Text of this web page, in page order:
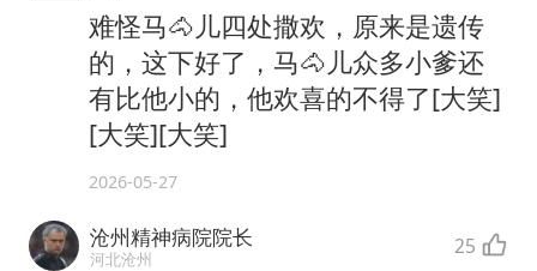
难怪马🐴儿四处撒欢，原来是遗传
的，这下好了，马🐴儿众多小爹还
有比他小的，他欢喜的不得了[大笑]
[大笑][大笑]
2026-05-27
沧州精神病院院长
河北沧州 25